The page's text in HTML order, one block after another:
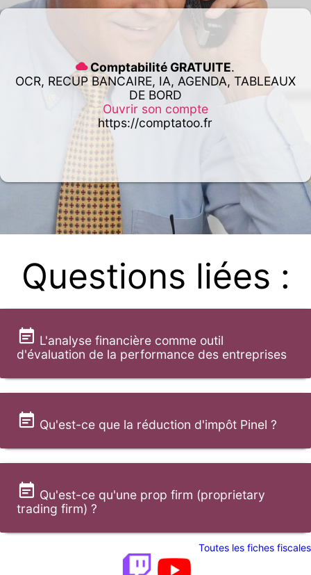
Comptabilité GRATUITE.
OCR, RECUP BANCAIRE, IA, AGENDA, TABLEAUX
DE BORD
Ouvrir son compte
https://comptatoo.fr
Questions liées :
L'analyse financière comme outil
d'évaluation de la performance des entreprises
Qu'est-ce que la réduction d'impôt Pinel ?
Qu'est-ce qu'une prop firm (proprietary
trading firm) ?
Toutes les fiches fiscales